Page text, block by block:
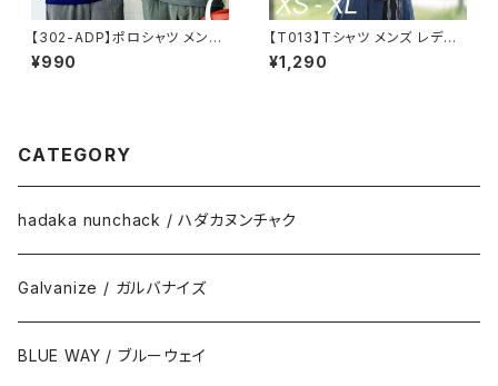
【302-ADP】ポロシャツ メンズ
レディース 半袖 4.4オンス ドラ
イポロシャツ 120~150cm
¥990
【T013】Tシャツ メンズ レディ
ース 半袖 ファッション トップス
綿 おもしろ オリジナル ロゴ ア
¥1,290
CATEGORY
hadaka nunchack / ハダカヌンチャク
Galvanize / ガルバナイズ
BLUE WAY / ブルーウェイ